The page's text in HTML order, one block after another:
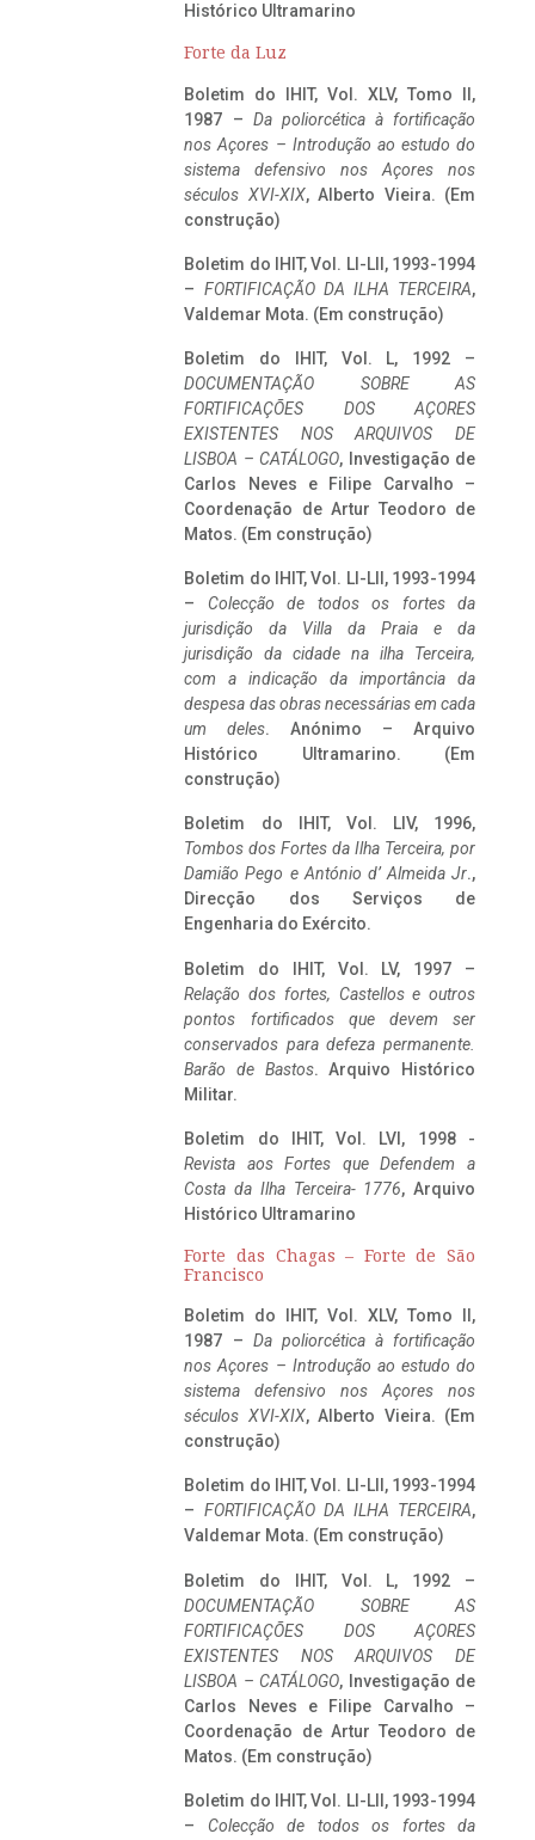
Histórico Ultramarino
Forte da Luz
Boletim do IHIT, Vol. XLV, Tomo II,
1987 – Da poliorcética à fortificação
nos Açores – Introdução ao estudo do
sistema defensivo nos Açores nos
séculos XVI-XIX, Alberto Vieira. (Em
construção)
Boletim do IHIT, Vol. LI-LII, 1993-1994
– FORTIFICAÇÃO DA ILHA TERCEIRA,
Valdemar Mota. (Em construção)
Boletim do IHIT, Vol. L, 1992 –
DOCUMENTAÇÃO SOBRE AS
FORTIFICAÇÕES DOS AÇORES
EXISTENTES NOS ARQUIVOS DE
LISBOA – CATÁLOGO, Investigação de
Carlos Neves e Filipe Carvalho –
Coordenação de Artur Teodoro de
Matos. (Em construção)
Boletim do IHIT, Vol. LI-LII, 1993-1994
– Colecção de todos os fortes da
jurisdição da Villa da Praia e da
jurisdição da cidade na ilha Terceira,
com a indicação da importância da
despesa das obras necessárias em cada
um deles. Anónimo – Arquivo
Histórico Ultramarino. (Em
construção)
Boletim do IHIT, Vol. LIV, 1996,
Tombos dos Fortes da Ilha Terceira, por
Damião Pego e António d’ Almeida Jr.,
Direcção dos Serviços de
Engenharia do Exército.
Boletim do IHIT, Vol. LV, 1997 –
Relação dos fortes, Castellos e outros
pontos fortificados que devem ser
conservados para defeza permanente.
Barão de Bastos. Arquivo Histórico
Militar.
Boletim do IHIT, Vol. LVI, 1998 -
Revista aos Fortes que Defendem a
Costa da Ilha Terceira- 1776, Arquivo
Histórico Ultramarino
Forte das Chagas – Forte de São
Francisco
Boletim do IHIT, Vol. XLV, Tomo II,
1987 – Da poliorcética à fortificação
nos Açores – Introdução ao estudo do
sistema defensivo nos Açores nos
séculos XVI-XIX, Alberto Vieira. (Em
construção)
Boletim do IHIT, Vol. LI-LII, 1993-1994
– FORTIFICAÇÃO DA ILHA TERCEIRA,
Valdemar Mota. (Em construção)
Boletim do IHIT, Vol. L, 1992 –
DOCUMENTAÇÃO SOBRE AS
FORTIFICAÇÕES DOS AÇORES
EXISTENTES NOS ARQUIVOS DE
LISBOA – CATÁLOGO, Investigação de
Carlos Neves e Filipe Carvalho –
Coordenação de Artur Teodoro de
Matos. (Em construção)
Boletim do IHIT, Vol. LI-LII, 1993-1994
– Colecção de todos os fortes da